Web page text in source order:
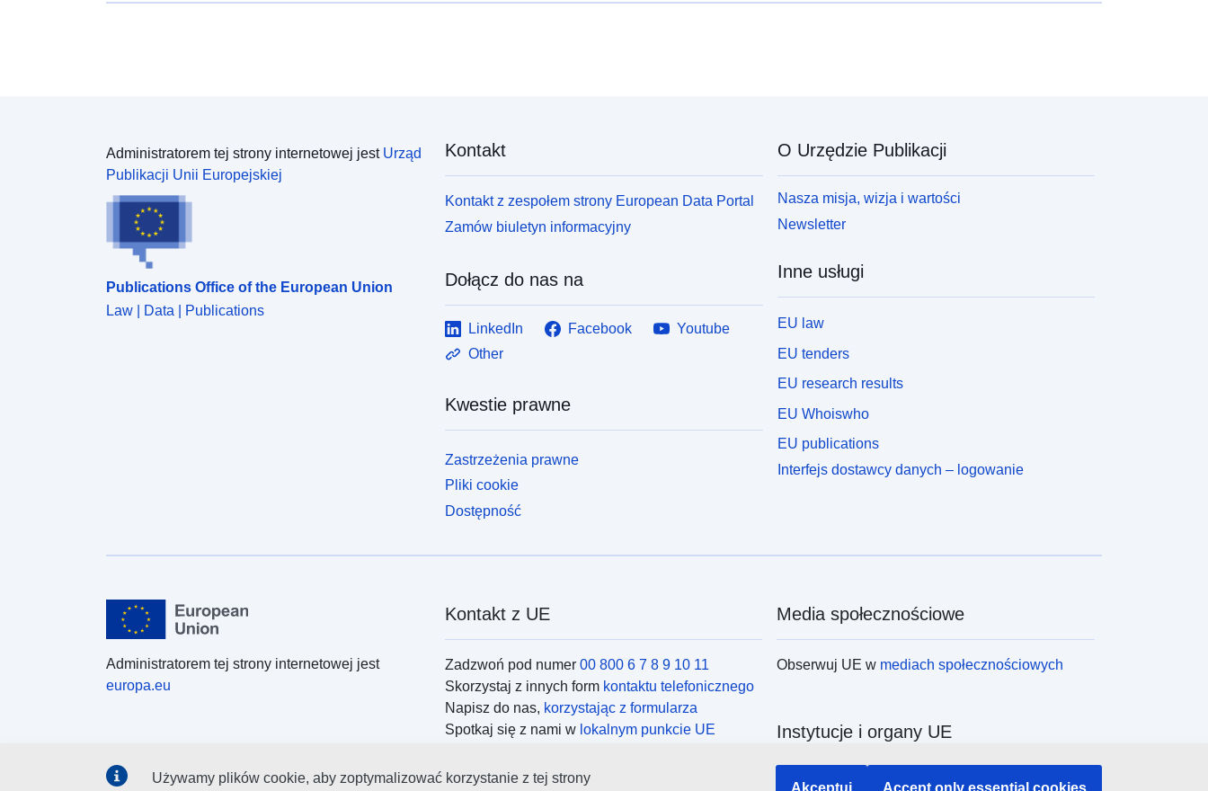
Administratorem tej strony internetowej jest Urząd
Publikacji Unii Europejskiej
Publications Office of the European Union
Law | Data | Publications
Kontakt
Kontakt z zespołem strony European Data Portal
Zamów biuletyn informacyjny
Dołącz do nas na
LinkedIn Facebook
Youtube
Other
Kwestie prawne
Zastrzeżenia prawne
Pliki cookie
Dostępność
O Urzędzie Publikacji
Nasza misja, wizja i wartości
Newsletter
Inne usługi
EU law
EU tenders
EU research results
EU Whoiswho
EU publications
Interfejs dostawcy danych – logowanie
Administratorem tej strony internetowej jest
europa.eu
Kontakt z UE
Zadzwoń pod numer 00 800 6 7 8 9 10 11
Skorzystaj z innych form kontaktu telefonicznego
Napisz do nas, korzystając z formularza
Spotkaj się z nami w lokalnym punkcie UE
Media społecznościowe
Obserwuj UE w mediach społecznościowych
Instytucje i organy UE
Wyszukiwanie instytucji i organów UE
Używamy plików cookie, aby zoptymalizować korzystanie z tej strony
Akceptuj Accept only essential cookies